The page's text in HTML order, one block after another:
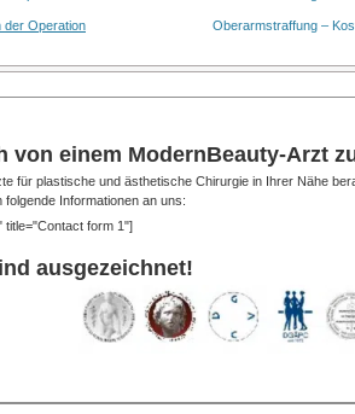
der Operation Oberarmstraffung –
von einem ModernBeauty-Arzt
für plastische und ästhetische Chirurgie in Ihrer Nähe
folgende Informationen an uns:
title="Contact form 1"]
ausgezeichnet!